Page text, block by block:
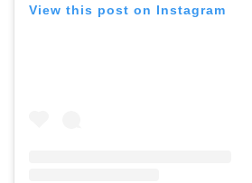
View this post on Instagram